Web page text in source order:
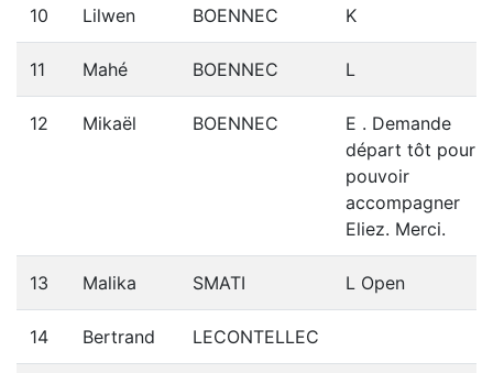
10 Lilwen BOENNEC K
11 Mahé BOENNEC L
12 Mikaël BOENNEC
E . Demande
départ tôt pour
pouvoir
accompagner
Eliez. Merci.
13 Malika SMATI L Open
14 Bertrand LECONTELLEC